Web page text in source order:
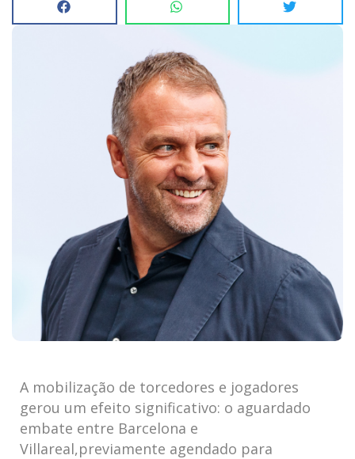
A mobilização de torcedores e jogadores
gerou um efeito significativo: o aguardado
embate entre Barcelona e
Villareal,previamente agendado para